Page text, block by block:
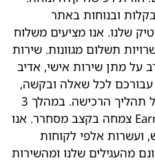
ובנוחות באתר
שלנו. אנו מציעים משלוח
תשלום מגוונות. שירות
על מתן שירות אישי, אדיב
עבורכם לכל שאלה ובקשה,
ונשמח לסייע לכם בכל שלב של תהליך הרכישה. במהלך 3
השנים האחרונות, חברת Earrings צמחה בקצב מסחרר. אנו
ועשרות אלפי לקוחות
מהעגילים שלנו ומהשירות